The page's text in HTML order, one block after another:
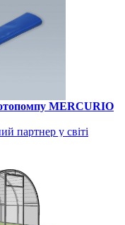
MERCURIO
партнер у світі